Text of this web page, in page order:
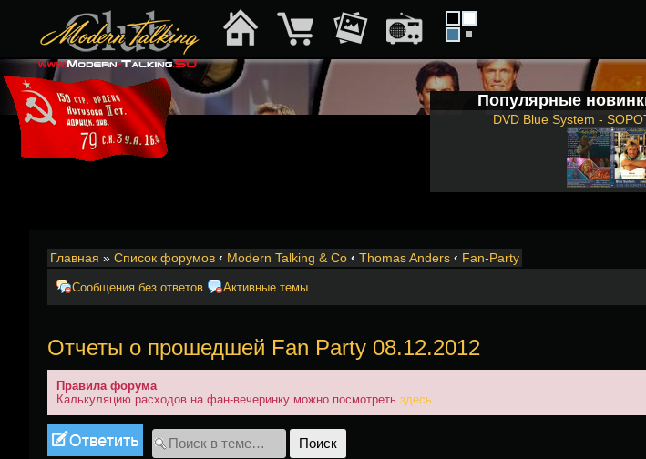
Популярные
DVD Blue System -
Главная » Список форумов ‹ Modern Talking & Co ‹ Thomas Anders ‹ Fan-Party
Сообщения без ответов Активные темы
Отчеты о прошедшей Fan Party 08.12.2012
Правила форума
Калькуляцию расходов на фан-вечеринку можно посмотреть здесь
Ответить